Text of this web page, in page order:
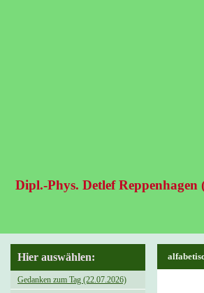
Dipl.-Phys. Detlef Reppenhagen
Hier auswählen:
Gedanken zum Tag (22.07.2026)